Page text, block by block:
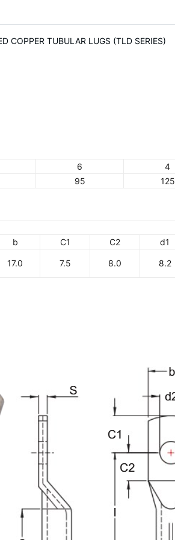
TUBULAR LUGS (TLD SERIES)
6 4
95 125
b C1 C2 d1
17.0 7.5 8.0 8.2